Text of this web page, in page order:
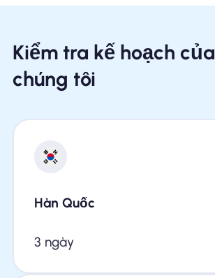
Kiểm tra kế hoạch của
chúng tôi
Hàn Quốc
3 ngày